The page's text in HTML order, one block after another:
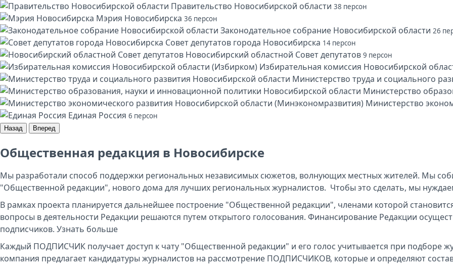
Правительство Новосибирской области 38 персон
Мэрия Новосибирска 36 персон
Законодательное собрание Новосибирской области 26
Совет депутатов города Новосибирска 14 персон
Новосибирский областной Совет депутатов 9 персон
Избирательная комиссия Новосибирской
Министерство труда и социального
Министерство
Министерство
Единая Россия 6 персон
Назад Вперед
Общественная редакция в Новосибирске
Мы разработали способ поддержки региональных независимых сюжетов, волнующих местных жителей. Мы
"Общественной редакции", нового дома для лучших региональных журналистов. Чтобы это сделать, мы
В рамках проекта планируется дальнейшее построение "Общественной редакции", членами которой
вопросы в деятельности Редакции решаются путем открытого голосования. Финансирование Редакции
подписчиков. Узнать больше
Каждый ПОДПИСЧИК получает доступ к чату "Общественной редакции" и его голос учитывается при подборе
компания предлагает кандидатуры журналистов на рассмотрение ПОДПИСЧИКОВ, которые и определяют